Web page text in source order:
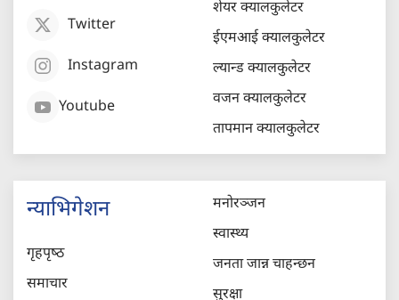
Twitter
Instagram
Youtube
शेयर क्यालकुलेटर
ईएमआई क्यालकुलेटर
ल्यान्ड क्यालकुलेटर
वजन क्यालकुलेटर
तापमान क्यालकुलेटर
न्याभिगेशन
गृहपृष्‍ठ
समाचार
मनोरञ्जन
स्वास्थ्य
जनता जान्न चाहन्छन
सुरक्षा